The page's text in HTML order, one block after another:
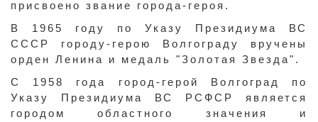
присвоено звание города-героя.
В 1965 году по Указу Президиума ВС
СССР городу-герою Волгограду вручены
орден Ленина и медаль "Золотая Звезда".
С 1958 года город-герой Волгоград по
Указу Президиума ВС РСФСР является
городом областного значения и